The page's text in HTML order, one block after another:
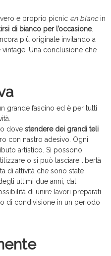
e proprio picnic en blancin
di bianco per l’occasione.
più originale invitando a
Una conclusione che
grande fascino ed è per tutti
dove stendere dei grandi teli
con nastro adesivo. Ogni
artistico. Si possono
o si può lasciare libertà
di attività che sono state
ultimi due anni, dal
di unire lavori preparati
di condivisione in un periodo